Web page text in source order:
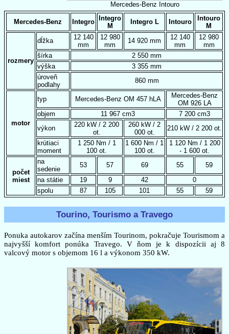
Mercedes-Benz Intouro
Mercedes-Benz Integro
Integro
M
Integro L Intouro
Intouro
M
rozmery
dĺžka
12 140
mm
12 980
mm
14 920 mm
12 140
mm
12 980
mm
šírka
2 550 mm
výška
3 355 mm
úroveň
podlahy
860 mm
motor
typ Mercedes-Benz OM 457 hLA
Mercedes-Benz
OM 926 LA
objem
11 967 cm3
7 200 cm3
výkon
220 kW / 2 200
ot.
260 kW / 2
000 ot.
210 kW / 2 200 ot.
krútiaci
moment
1 250 Nm / 1
100 ot.
1 600 Nm / 1
100 ot.
1 120 Nm / 1 200
- 1 600 ot.
počet
miest
na
sedenie
53 57 69 55
59
na státie
19 9 42
0
spolu
87 105 101 55 59
Tourino, Tourismo a Travego
Ponuka autokarov začína menším Tourinom, pokračuje Tourismom a
najvyšší komfort ponúka Travego. V ňom je k dispozícii aj 8
valcový motor s objemom 16 l a výkonom 350 kW.